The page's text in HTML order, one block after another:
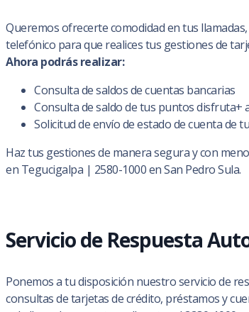
Queremos ofrecerte comodidad en tus
telefónico para que realices tus gestiones de
Ahora podrás realizar:
Consulta de saldos de cuentas bancarias
Consulta de saldo de tus puntos disfruta+
Solicitud de envío de estado de cuenta de
Haz tus gestiones de manera segura y con
en Tegucigalpa | 2580-1000 en San Pedro Sula.
Servicio de Respuesta
Ponemos a tu disposición nuestro servicio de
consultas de tarjetas de crédito, préstamos y